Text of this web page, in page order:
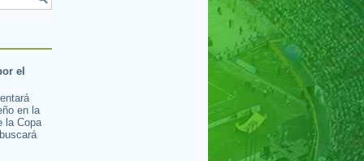
el
en la
la Copa